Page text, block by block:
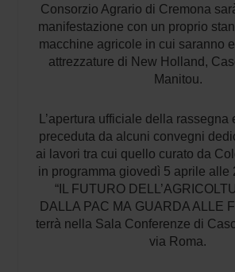
Consorzio Agrario di Cremona
manifestazione con un proprio
macchine agricole in cui saranno
attrezzature di New Holland,
Manitou.
L’apertura ufficiale della
preceduta da alcuni convegni
ai lavori tra cui quello curato da
in programma giovedì 5 aprile alle
“IL FUTURO
DALLA PAC MA GUARDA ALLE
terrà nella Sala Conferenze di
via Roma.